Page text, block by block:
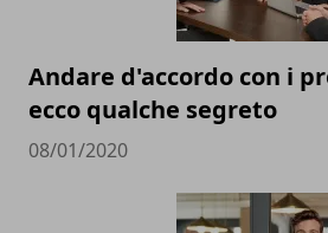
Andare d'accordo con i
ecco qualche segreto
08/01/2020